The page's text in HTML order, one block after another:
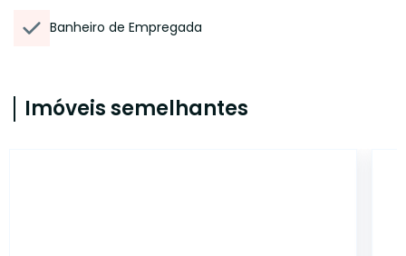
Banheiro de Empregada
Imóveis semelhantes